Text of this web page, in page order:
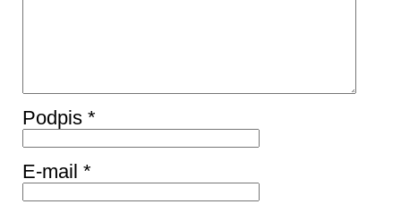
Podpis *
E-mail *